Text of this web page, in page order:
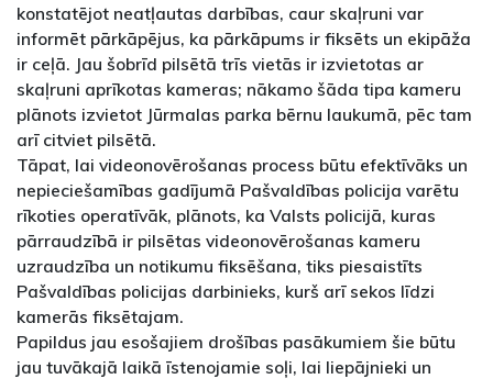
konstatējot neatļautas darbības, caur skaļruni var
informēt pārkāpējus, ka pārkāpums ir fiksēts un ekipāža
ir ceļā. Jau šobrīd pilsētā trīs vietās ir izvietotas ar
skaļruni aprīkotas kameras; nākamo šāda tipa kameru
plānots izvietot Jūrmalas parka bērnu laukumā, pēc tam
arī citviet pilsētā.
Tāpat, lai videonovērošanas process būtu efektīvāks un
nepieciešamības gadījumā Pašvaldības policija varētu
rīkoties operatīvāk, plānots, ka Valsts policijā, kuras
pārraudzībā ir pilsētas videonovērošanas kameru
uzraudzība un notikumu fiksēšana, tiks piesaistīts
Pašvaldības policijas darbinieks, kurš arī sekos līdzi
kamerās fiksētajam.
Papildus jau esošajiem drošības pasākumiem šie būtu
jau tuvākajā laikā īstenojamie soļi, lai liepājnieki un